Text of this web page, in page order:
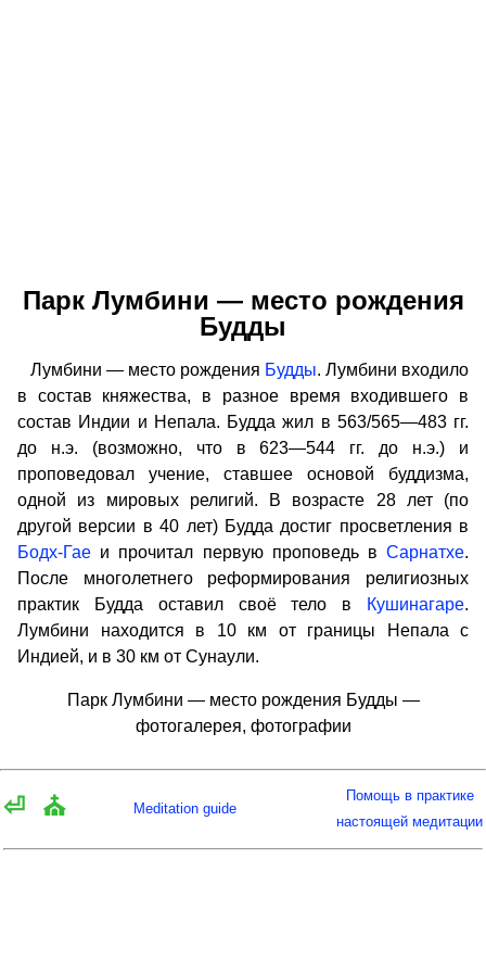
Парк Лумбини — место рождения
Будды
Лумбини — место рождения Будды. Лумбини входило
в состав княжества, в разное время входившего в
состав Индии и Непала. Будда жил в 563/565—483 гг.
до н.э. (возможно, что в 623—544 гг. до н.э.) и
проповедовал учение, ставшее основой буддизма,
одной из мировых религий. В возрасте 28 лет (по
другой версии в 40 лет) Будда достиг просветления в
Бодх-Гае и прочитал первую проповедь в Сарнатхе.
После многолетнего реформирования религиозных
практик Будда оставил своё тело в
Кушинагаре.
Лумбини находится в 10 км от границы Непала с
Индией, и в 30 км от Сунаули.
Парк Лумбини — место рождения Будды —
фотогалерея, фотографии
⏎ ⛪ Meditation guide
Помощь в практике
настоящей медитации